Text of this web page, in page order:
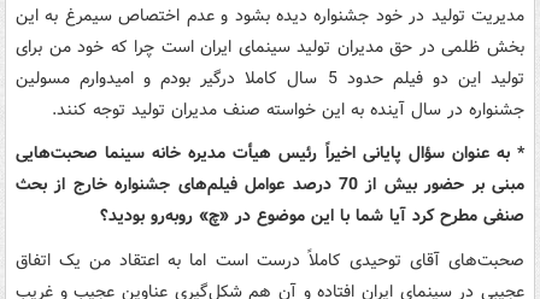
مدیریت تولید در خود جشنواره دیده بشود و عدم اختصاص سیمرغ به این
بخش ظلمی در حق مدیران تولید سینمای ایران است چرا که خود من برای
تولید این دو فیلم حدود 5 سال کاملا درگیر بودم و امیدوارم مسولین
جشنواره در سال آینده به این خواسته صنف مدیران تولید توجه کنند.
* به عنوان سؤال پایانی اخیراً رئیس هیأت مدیره خانه سینما صحبت‌هایی
مبنی بر حضور بیش از 70 درصد عوامل فیلم‌های جشنواره خارج از بحث
صنفی مطرح کرد آیا شما با این موضوع در «چ» روبه‌رو بودید؟
صحبت‌های آقای توحیدی کاملاً درست است اما به اعتقاد من یک اتفاق
عجیبی در سینمای ایران افتاده و آن هم شکل‌گیری عناوین عجیب و غریب